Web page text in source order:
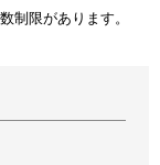
制限があります。